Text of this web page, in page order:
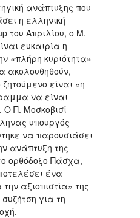
ανάπτυξης που
η ελληνική
του Απριλίου, ο Μ.
ευκαιρία η
«πλήρη κυριότητα»
ακολουθηθούν,
είναι «η
να είναι
Ο Π. Μοσκοβισί
υπουργός
να παρουσιάσει
ανάπτυξη της
ορθόδοξο Πάσχα,
ένα
αξιοπιστία» της
για τη